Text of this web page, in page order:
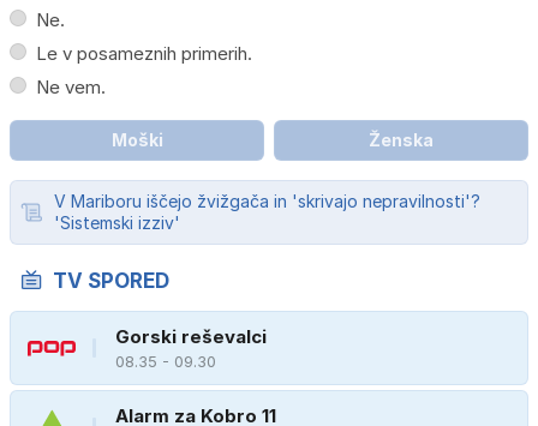
Ne.
Le v posameznih primerih.
Ne vem.
Moški Ženska
V Mariboru iščejo žvižgača in 'skrivajo nepravilnosti'?
'Sistemski izziv'
TV SPORED
Gorski reševalci
08.35 - 09.30
Alarm za Kobro 11